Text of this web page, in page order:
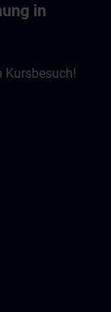
in
Kursbesuch!